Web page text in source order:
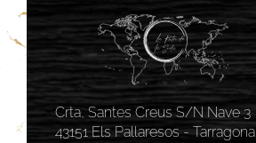
Crta, Santes Creus S/N Nave 3
43151 Els Pallaresos - Tarragona